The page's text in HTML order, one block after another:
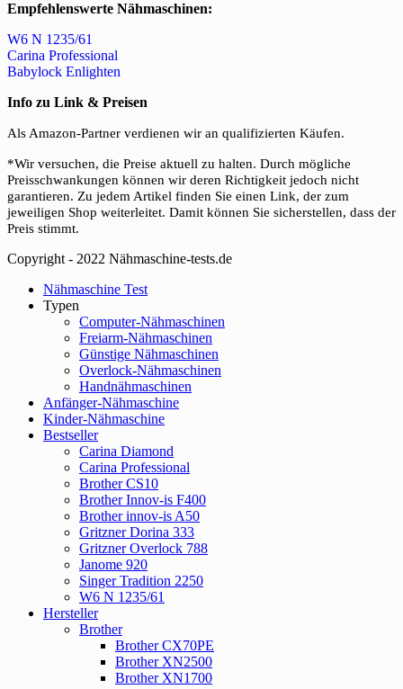
Empfehlenswerte Nähmaschinen:
W6 N 1235/61
Carina Professional
Babylock Enlighten
Info zu Link & Preisen
Als Amazon-Partner verdienen wir an qualifizierten Käufen.
*Wir versuchen, die Preise aktuell zu halten. Durch mögliche
Preisschwankungen können wir deren Richtigkeit jedoch nicht
garantieren. Zu jedem Artikel finden Sie einen Link, der zum
jeweiligen Shop weiterleitet. Damit können Sie sicherstellen, dass der
Preis stimmt.
Copyright - 2022 Nähmaschine-tests.de
Close
Menu
Nähmaschine Test
Typen
Computer-Nähmaschinen
Freiarm-Nähmaschinen
Günstige Nähmaschinen
Overlock-Nähmaschinen
Handnähmaschinen
Anfänger-Nähmaschine
Kinder-Nähmaschine
Bestseller
Carina Diamond
Carina Professional
Brother CS10
Brother Innov-is F400
Brother innov-is A50
Gritzner Dorina 333
Gritzner Overlock 788
Janome 920
Singer Tradition 2250
W6 N 1235/61
Hersteller
Brother
Brother CX70PE
Brother XN2500
Brother XN1700